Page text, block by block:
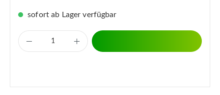
sofort ab Lager verfügbar